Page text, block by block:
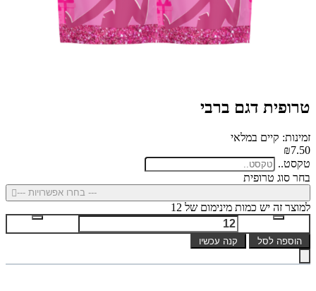
טרופית דגם ברבי
זמינות: קיים במלאי
₪7.50
טקסט..
בחר סוג טרופית
--- בחרו אפשרויות ---
למוצר זה יש כמות מינימום של 12
הוספה לסל קנה עכשיו